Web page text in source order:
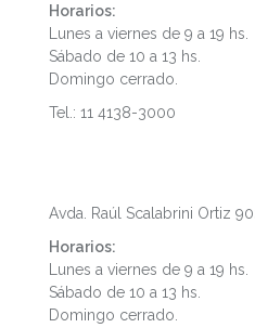
Horarios:
Lunes a viernes de 9 a 19 hs.
Sábado de 10 a 13 hs.
Domingo cerrado.
Tel.: 11 4138-3000
Avda. Raúl Scalabrini Ortiz
Horarios:
Lunes a viernes de 9 a 19 hs.
Sábado de 10 a 13 hs.
Domingo cerrado.